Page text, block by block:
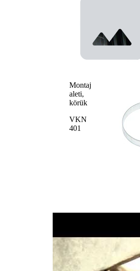
Montaj
aleti,
körük
VKN
401